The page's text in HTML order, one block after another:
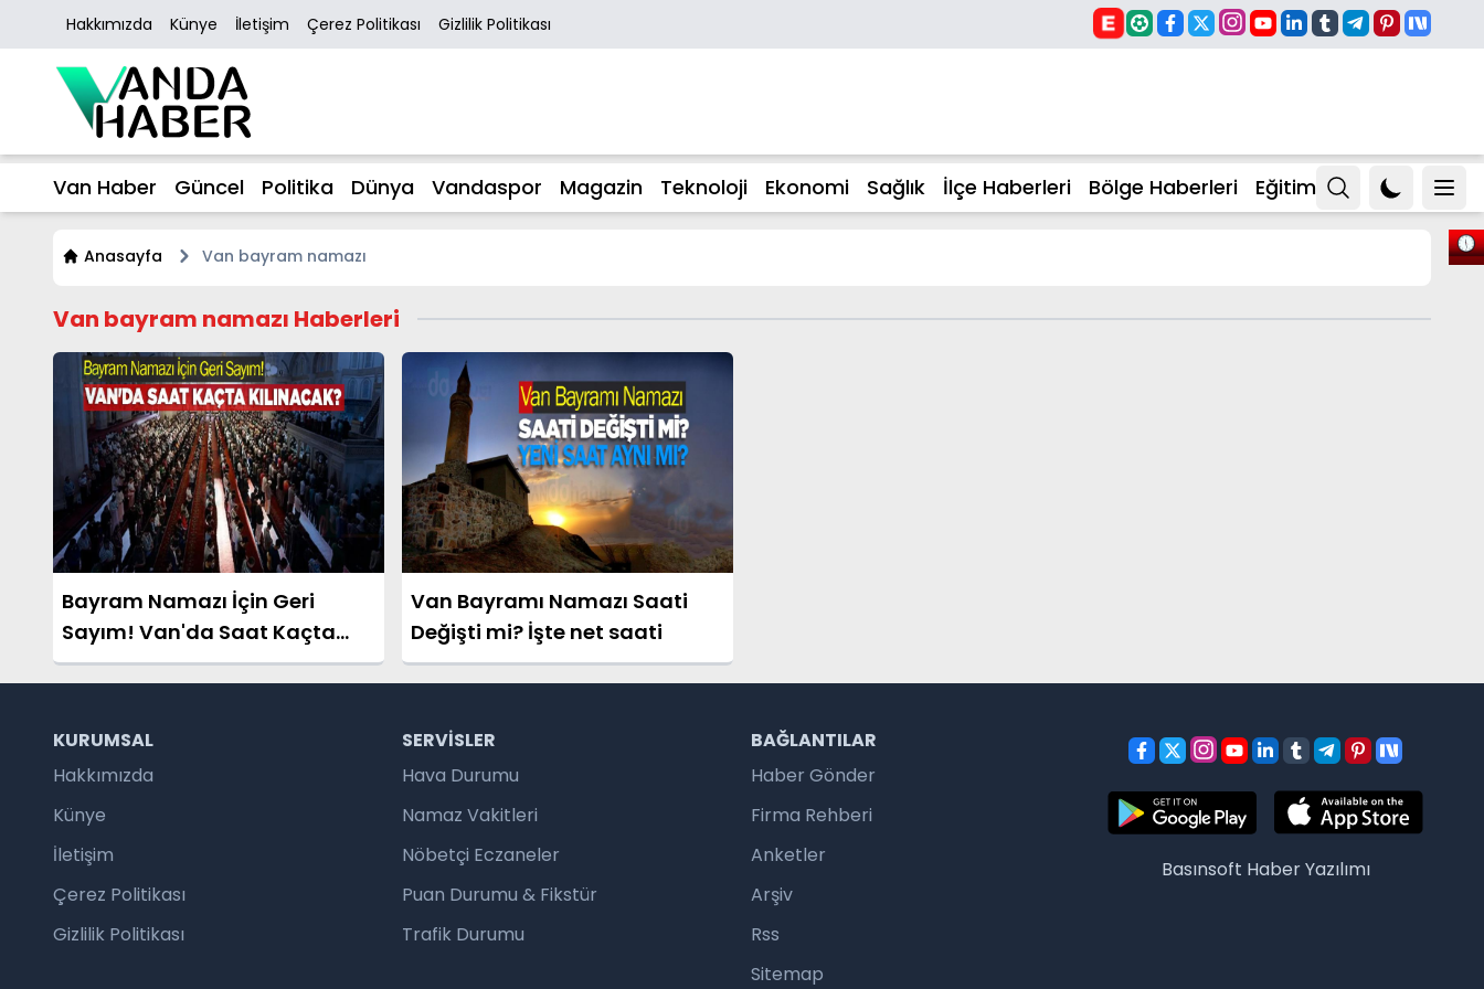
Hakkımızda Künye İletişim Çerez Politikası Gizlilik Politikası
Van Haber Güncel Politika Dünya Vandaspor Magazin Teknoloji Ekonomi Sağlık İlçe Haberleri Bölge Haberleri Eğitim
Anasayfa Van bayram namazı
Van bayram namazı Haberleri
Bayram Namazı İçin Geri
Sayım! Van'da Saat Kaçta
Kılınacak?
Van Bayramı Namazı Saati
Değişti mi? İşte net saati
KURUMSAL
Hakkımızda
Künye
İletişim
Çerez Politikası
Gizlilik Politikası
SERVISLER
Hava Durumu
Namaz Vakitleri
Nöbetçi Eczaneler
Puan Durumu & Fikstür
Trafik Durumu
BAĞLANTILAR
Haber Gönder
Firma Rehberi
Anketler
Arşiv
Rss
Sitemap
Basınsoft Haber Yazılımı